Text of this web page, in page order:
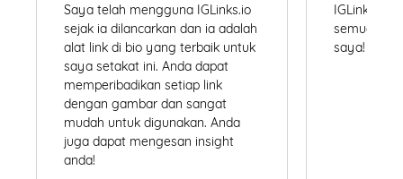
Saya telah mengguna IGLinks.io
sejak ia dilancarkan dan ia adalah
alat link di bio yang terbaik untuk
saya setakat ini. Anda dapat
memperibadikan setiap link
dengan gambar dan sangat
mudah untuk digunakan. Anda
juga dapat mengesan insight
anda!
IGLinks.io
semua
saya!